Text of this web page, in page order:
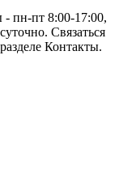
- пн-пт 8:00-17:00,
Связаться
Контакты.